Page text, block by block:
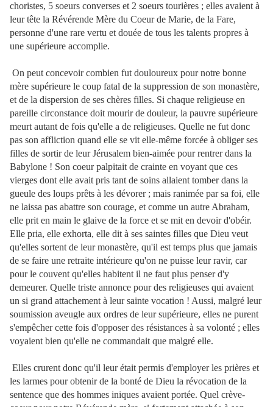
choristes, 5 soeurs converses et 2 soeurs tourières ; elles avaient à
leur tête la Révérende Mère du Coeur de Marie, de la Fare,
personne d'une rare vertu et douée de tous les talents propres à
une supérieure accomplie.
On peut concevoir combien fut douloureux pour notre bonne
mère supérieure le coup fatal de la suppression de son monastère,
et de la dispersion de ses chères filles. Si chaque religieuse en
pareille circonstance doit mourir de douleur, la pauvre supérieure
meurt autant de fois qu'elle a de religieuses. Quelle ne fut donc
pas son affliction quand elle se vit elle-même forcée à obliger ses
filles de sortir de leur Jérusalem bien-aimée pour rentrer dans la
Babylone ! Son coeur palpitait de crainte en voyant que ces
vierges dont elle avait pris tant de soins allaient tomber dans la
gueule des loups prêts à les dévorer ; mais ranimée par sa foi, elle
ne laissa pas abattre son courage, et comme un autre Abraham,
elle prit en main le glaive de la force et se mit en devoir d'obéir.
Elle pria, elle exhorta, elle dit à ses saintes filles que Dieu veut
qu'elles sortent de leur monastère, qu'il est temps plus que jamais
de se faire une retraite intérieure qu'on ne puisse leur ravir, car
pour le couvent qu'elles habitent il ne faut plus penser d'y
demeurer. Quelle triste annonce pour des religieuses qui avaient
un si grand attachement à leur sainte vocation ! Aussi, malgré leur
soumission aveugle aux ordres de leur supérieure, elles ne purent
s'empêcher cette fois d'opposer des résistances à sa volonté ; elles
voyaient bien qu'elle ne commandait que malgré elle.
Elles crurent donc qu'il leur était permis d'employer les prières et
les larmes pour obtenir de la bonté de Dieu la révocation de la
sentence que des hommes iniques avaient portée. Quel crève-